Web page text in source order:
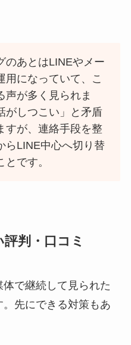
のあとはLINEやメー
用になっていて、こ
声が多く見られま
がしつこい」と矛盾
すが、連絡手段を整
らLINE中心へ切り替
です。
判・口コミ
で継続して見られた
先にできる対策もあ